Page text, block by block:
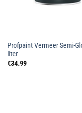
Profpaint Vermeer Semi-
liter
€34.99